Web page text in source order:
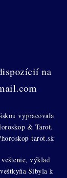
na
vypracovala
& Tarot.
tarot.sk
výklad
Sibyla k